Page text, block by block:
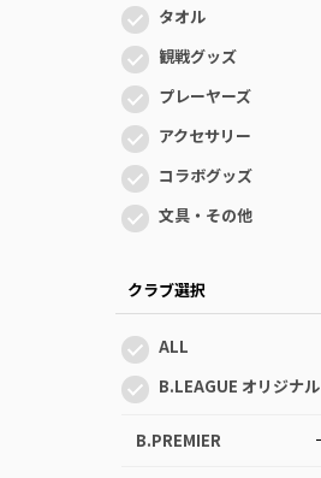
タオル
観戦グッズ
プレーヤーズ
アクセサリー
コラボグッズ
文具・その他
クラブ選択
ALL
B.LEAGUE オリジナル
B.PREMIER